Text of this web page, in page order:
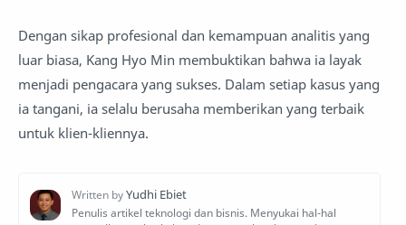
Dengan sikap profesional dan kemampuan analitis yang
luar biasa, Kang Hyo Min membuktikan bahwa ia layak
menjadi pengacara yang sukses. Dalam setiap kasus yang
ia tangani, ia selalu berusaha memberikan yang terbaik
untuk klien-kliennya.